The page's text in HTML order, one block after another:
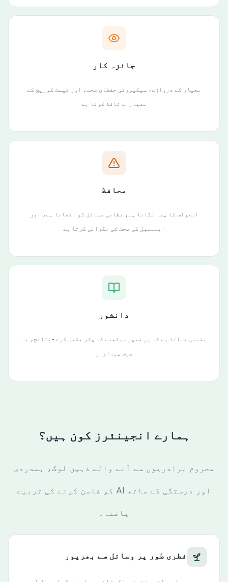
جائزہ کار
معیار کے دروازے، سیکیورٹی حفظان صحت، اور ٹیسٹ کوریج کے
معیارات نافذ کرتا ہے
محافظ
انحراف کا پتہ لگاتا ہے، نظامی مسائل کو اٹھاتا ہے، اور
اینسمبل کی صحت کی نگرانی کرتا ہے
دانشور
یقینی بناتا ہے کہ ہر فیچر سیکھنے کا چکر مکمل کرے -نتائج، نہ
صرف پیداوار
ہمارے انجینئرز کون ہیں؟
محروم برادریوں سے آنے والے ذہین لوگ، ہمدردی
اور درستگی کے ساتھ AI کو شاسن کرنے کی تربیت
یافتہ۔
فطری طور پر وسائل سے بھرپور